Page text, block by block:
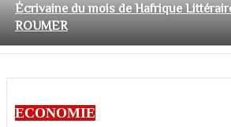
Écrivaine du mois de Hafrique
ROUMER
ECONOMIE